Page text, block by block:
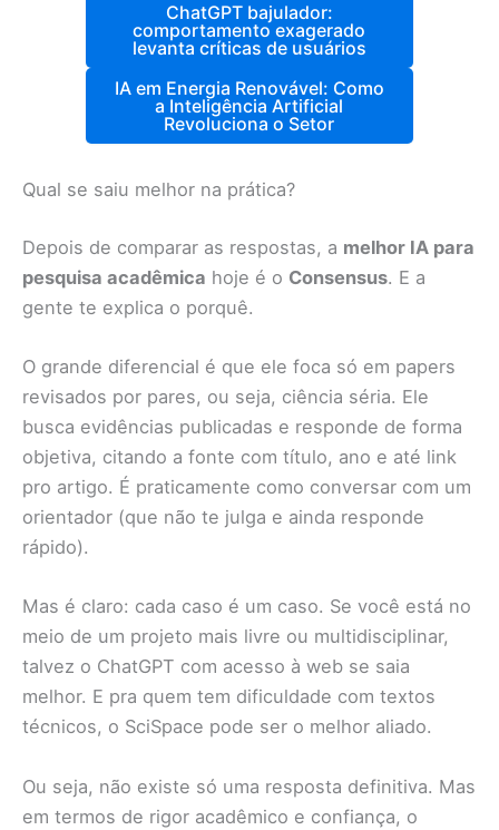
ChatGPT bajulador:
comportamento exagerado
levanta críticas de usuários
IA em Energia Renovável: Como
a Inteligência Artificial
Revoluciona o Setor
Qual se saiu melhor na prática?
Depois de comparar as respostas, a melhor IA para
pesquisa acadêmica hoje é o Consensus. E a
gente te explica o porquê.
O grande diferencial é que ele foca só em papers
revisados por pares, ou seja, ciência séria. Ele
busca evidências publicadas e responde de forma
objetiva, citando a fonte com título, ano e até link
pro artigo. É praticamente como conversar com um
orientador (que não te julga e ainda responde
rápido).
Mas é claro: cada caso é um caso. Se você está no
meio de um projeto mais livre ou multidisciplinar,
talvez o ChatGPT com acesso à web se saia
melhor. E pra quem tem dificuldade com textos
técnicos, o SciSpace pode ser o melhor aliado.
Ou seja, não existe só uma resposta definitiva. Mas
em termos de rigor acadêmico e confiança, o